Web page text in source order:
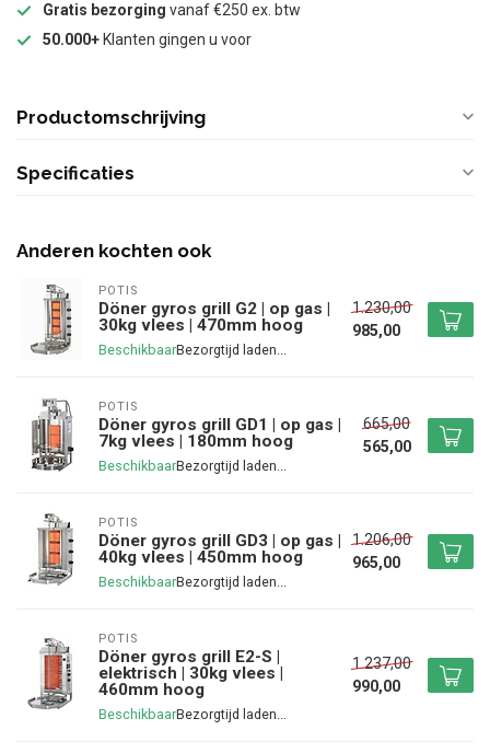
Gratis bezorging vanaf €250 ex. btw
50.000+ Klanten gingen u voor
Productomschrijving
Specificaties
Anderen kochten ook
POTIS
Döner gyros grill G2 | op gas |
30kg vlees | 470mm hoog
Beschikbaar
1.230,00
985,00
POTIS
Döner gyros grill GD1 | op gas |
7kg vlees | 180mm hoog
Beschikbaar
665,00
565,00
POTIS
Döner gyros grill GD3 | op gas |
40kg vlees | 450mm hoog
Beschikbaar
1.206,00
965,00
POTIS
Döner gyros grill E2-S |
elektrisch | 30kg vlees |
460mm hoog
Beschikbaar
1.237,00
990,00